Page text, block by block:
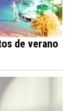
de verano